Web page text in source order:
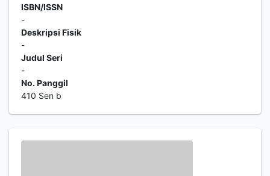
ISBN/ISSN
-
Deskripsi Fisik
-
Judul Seri
-
No. Panggil
410 Sen b